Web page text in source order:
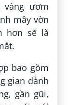
vàng ươm
mây vờn
hơn sẽ là
bao gồm
gian dành
gần gũi,